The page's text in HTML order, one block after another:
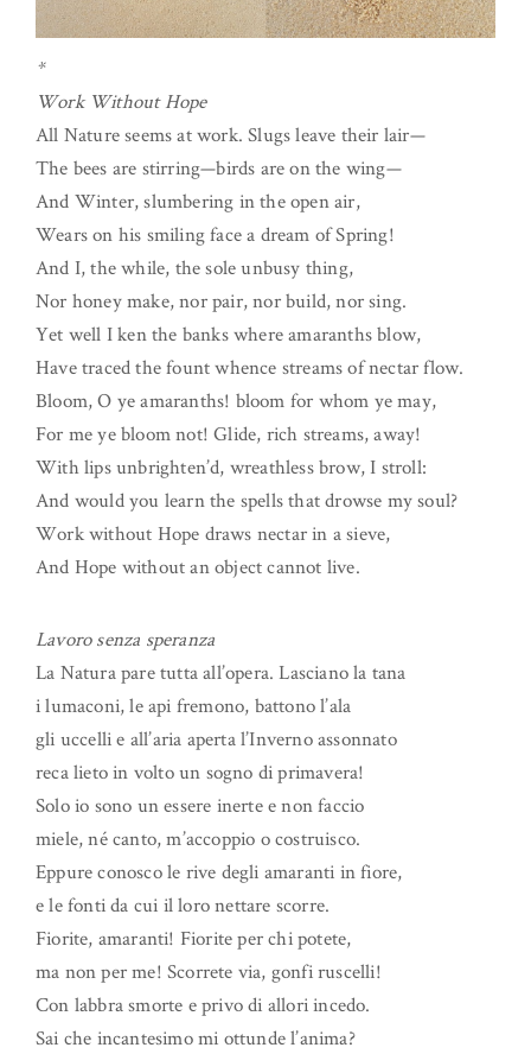
*
Work Without Hope
All Nature seems at work. Slugs leave their lair—
The bees are stirring—birds are on the wing—
And Winter, slumbering in the open air,
Wears on his smiling face a dream of Spring!
And I, the while, the sole unbusy thing,
Nor honey make, nor pair, nor build, nor sing.
Yet well I ken the banks where amaranths blow,
Have traced the fount whence streams of nectar flow.
Bloom, O ye amaranths! bloom for whom ye may,
For me ye bloom not! Glide, rich streams, away!
With lips unbrighten’d, wreathless brow, I stroll:
And would you learn the spells that drowse my soul?
Work without Hope draws nectar in a sieve,
And Hope without an object cannot live.
Lavoro senza speranza
La Natura pare tutta all’opera. Lasciano la tana
i lumaconi, le api fremono, battono l’ala
gli uccelli e all’aria aperta l’Inverno assonnato
reca lieto in volto un sogno di primavera!
Solo io sono un essere inerte e non faccio
miele, né canto, m’accoppio o costruisco.
Eppure conosco le rive degli amaranti in fiore,
e le fonti da cui il loro nettare scorre.
Fiorite, amaranti! Fiorite per chi potete,
ma non per me! Scorrete via, gonfi ruscelli!
Con labbra smorte e privo di allori incedo.
Sai che incantesimo mi ottunde l’anima?